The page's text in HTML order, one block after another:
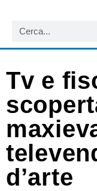
Tv e
d’arte